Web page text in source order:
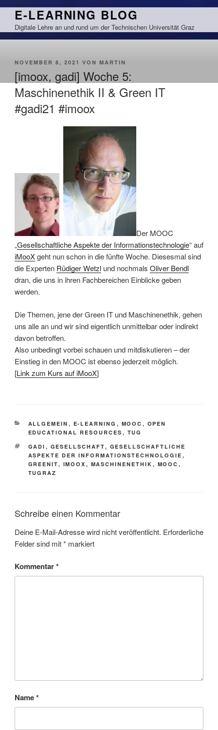
Zum
springen
E-LEARNING BLOG
Digitale Lehre an und rund um der Technischen Universität Graz
VERÖFFENTLICHT
NOVEMBER 8, 2021 VON MARTIN
[imoox, gadi] Woche 5:
Maschinenethik II & Green IT
#gadi21 #imoox
Der MOOC
„Gesellschaftliche Aspekte der Informationstechnologie“ auf
iMooXgeht nun schon in die fünfte Woche. Diesesmal sind
die Experten Rüdiger Wetzl und nochmals Oliver Bendl
dran, die uns in ihren Fachbereichen Einblicke geben
werden.
Die Themen, jene der Green IT und Maschinenethik, gehen
uns alle an und wir sind eigentlich unmittelbar oder indirekt
davon betroffen.
Also unbedingt vorbei schauen und mitdiskutieren – der
Einstieg in den MOOC ist ebenso jederzeit möglich.
[Link zum Kurs auf iMooX]
KATEGORIEN
ALLGEMEIN , E-LEARNING , MOOC , OPEN
EDUCATIONAL RESOURCES , TUG
SCHLAGWÖRTER
GADI , GESELLSCHAFT, GESELLSCHAFTLICHE
ASPEKTE DER INFORMATIONSTECHNOLOGIE ,
GREENIT, IMOOX , MASCHINENETHIK , MOOC ,
TUGRAZ
Schreibe einen Kommentar
Deine E-Mail-Adresse wird nicht veröffentlicht. Erforderliche
Felder sind mit* markiert
Kommentar*
Name*